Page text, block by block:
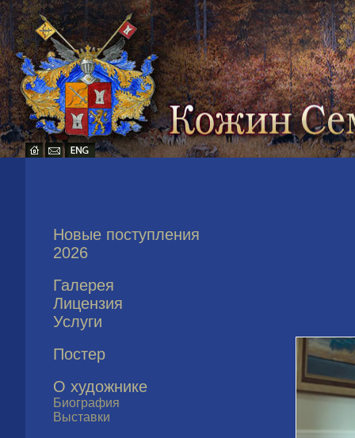
Новые поступления
2026
Галерея
Лицензия
Услуги
Постер
О художнике
Биография
Выставки